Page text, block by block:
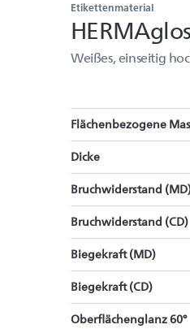
Etikettenmaterial
Weißes, einseitig
Flächenbezogene
Dicke
Bruchwiderstand
Bruchwiderstand (CD)
Biegekraft (MD)
Biegekraft (CD)
Oberflächenglanz 60°